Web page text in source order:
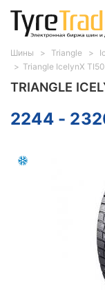
TRIANGLE
2244 -
Шины Triangle
Triangle IcelynX